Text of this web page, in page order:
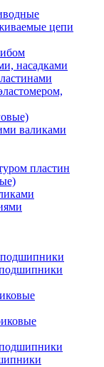
цепи
насадками
валиками
пластин